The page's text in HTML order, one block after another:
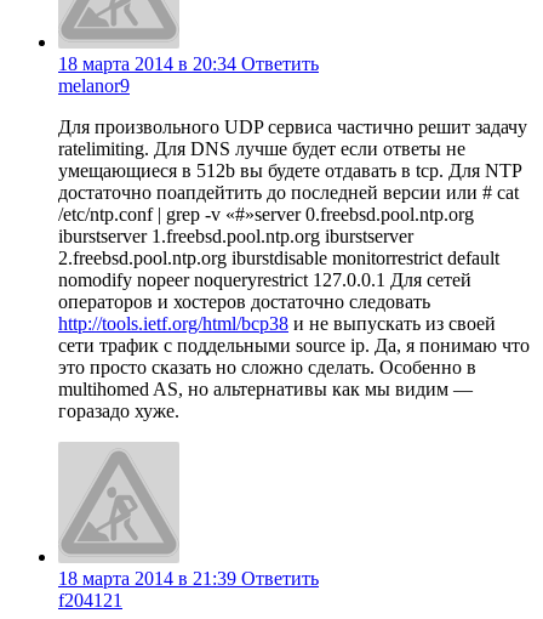
18 марта 2014 в 20:34 Ответить
melanor9
Для произвольного UDP сервиса частично решит задачу
ratelimiting. Для DNS лучше будет если ответы не
умещающиеся в 512b вы будете отдавать в tcp. Для NTP
достаточно поапдейтить до последней версии или # cat
/etc/ntp.conf | grep -v «#»server 0.freebsd.pool.ntp.org
iburstserver 1.freebsd.pool.ntp.org iburstserver
2.freebsd.pool.ntp.org iburstdisable monitorrestrict default
nomodify nopeer noqueryrestrict 127.0.0.1 Для сетей
операторов и хостеров достаточно следовать
http://tools.ietf.org/html/bcp38 и не выпускать из своей
сети трафик с поддельными source ip. Да, я понимаю что
это просто сказать но сложно сделать. Особенно в
multihomed AS, но альтернативы как мы видим —
горазадо хуже.
18 марта 2014 в 21:39 Ответить
f204121